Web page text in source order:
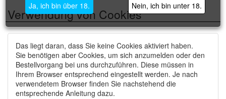
Ja, ich bin über 18. Nein, ich bin unter 18.
Verwendung von Cookies
Das liegt daran, dass Sie keine Cookies aktiviert haben.
Sie benötigen aber Cookies, um sich anzumelden oder den
Bestellvorgang bei uns durchzuführen. Diese müssen in
Ihrem Browser entsprechend eingestellt werden. Je nach
verwendetem Browser finden Sie nachstehend die
entsprechende Anleitung dazu.